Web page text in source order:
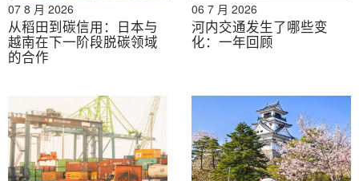
原野 TNS
韩
国
2023 51
北
宁、 x x
Gemadept
南
2016 50 x x 芹苴
肌萎缩侧
索硬化症
越
南
2017 45
河
内、
北宁
x x
07 8 月 2026
从稻田到碳信用：日本与
越南在下一阶段脱碳领域
的合作
06 7 月 2026
河内交通发生了哪些变
化：一年回顾